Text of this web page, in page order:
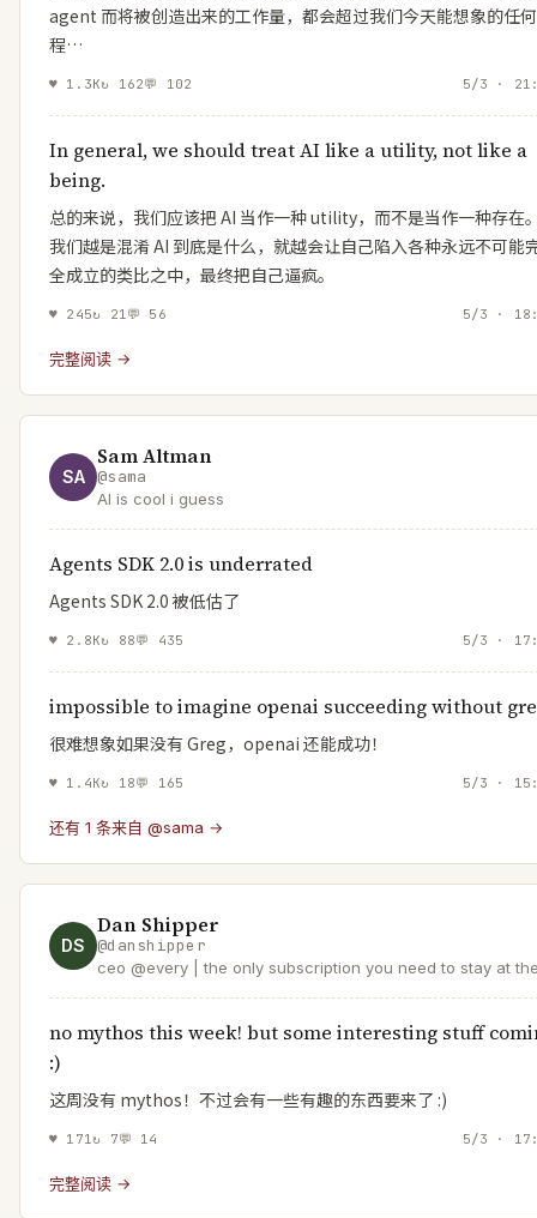
agent 而将被创造出来的工作量，都会超过我们今天能想象的任何
程…
♥ 1.3K↻ 162💬 102 5/3 ·
In general, we should treat AI like a utility, not like a
being.
总的来说，我们应该把 AI 当作一种 utility，而不是当作一种存在
我们越是混淆 AI 到底是什么，就越会让自己陷入各种永远不可能
全成立的类比之中，最终把自己逼疯。
♥ 245↻ 21💬 56 5/3 ·
完整阅读 →
SA
Sam Altman
@sama
AI is cool i guess
Agents SDK 2.0 is underrated
Agents SDK 2.0 被低估了
♥ 2.8K↻ 88💬 435 5/3 ·
impossible to imagine openai succeeding without
很难想象如果没有 Greg，openai 还能成功！
♥ 1.4K↻ 18💬 165 5/3 ·
还有 1 条来自 @sama →
DS
Dan Shipper
@danshipper
ceo @every | the only subscription you need to stay at
no mythos this week! but some interesting stuff
:)
这周没有 mythos！不过会有一些有趣的东西要来了 :)
♥ 171↻ 7💬 14 5/3 ·
完整阅读 →